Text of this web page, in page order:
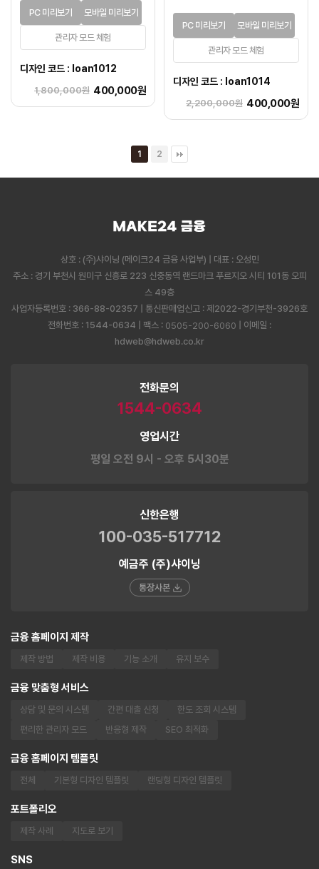
관리자 모드 체험
PC 미리보기 모바일 미리보기
디자인 코드 : loan1012
1,800,000원 400,000원
관리자 모드 체험
PC 미리보기 모바일 미리보기
디자인 코드 : loan1014
2,200,000원 400,000원
1 2
상호 : (주)샤이닝 (메이크24 금융 사업부) | 대표 : 오성민
주소 : 경기 부천시 원미구 신흥로 223 신중동역 랜드마크 푸르지오 시티 101동 오피
스 49층
사업자등록번호 : 366-88-02357 | 통신판매업신고 : 제2022-경기부천-3926호
전화번호 : 1544-0634 | 팩스 : 0505-200-6060 | 이메일 :
hdweb@hdweb.co.kr
전화문의
1544-0634
영업시간
평일 오전 9시 - 오후 5시30분
신한은행
100-035-517712
예금주 (주)샤이닝
통장사본
금융 홈페이지 제작
제작 방법 제작 비용 기능 소개 유지 보수
금융 맞춤형 서비스
상담 및 문의 시스템 간편 대출 신청
한도 조회 시스템
편리한 관리자 모드
반응형 제작 SEO 최적화
금융 홈페이지 템플릿
전체 기본형 디자인 템플릿 랜딩형 디자인 템플릿
포트폴리오
제작 사례 지도로 보기
SNS